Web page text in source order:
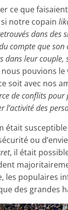
ce que
notre copain
dans des
compte que
dans leur couple,
pouvions
soit avec nos
de conflits
des
était
ou
, il était
les populaires
des grandes